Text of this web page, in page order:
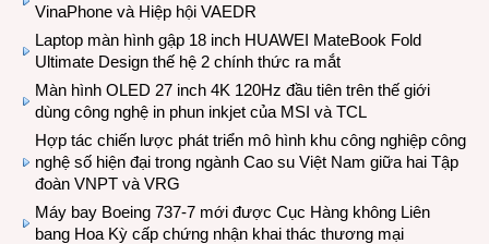
VinaPhone và Hiệp hội VAEDR
Laptop màn hình gập 18 inch HUAWEI MateBook Fold
Ultimate Design thế hệ 2 chính thức ra mắt
Màn hình OLED 27 inch 4K 120Hz đầu tiên trên thế giới
dùng công nghệ in phun inkjet của MSI và TCL
Hợp tác chiến lược phát triển mô hình khu công nghiệp công
nghệ số hiện đại trong ngành Cao su Việt Nam giữa hai Tập
đoàn VNPT và VRG
Máy bay Boeing 737-7 mới được Cục Hàng không Liên
bang Hoa Kỳ cấp chứng nhận khai thác thương mại